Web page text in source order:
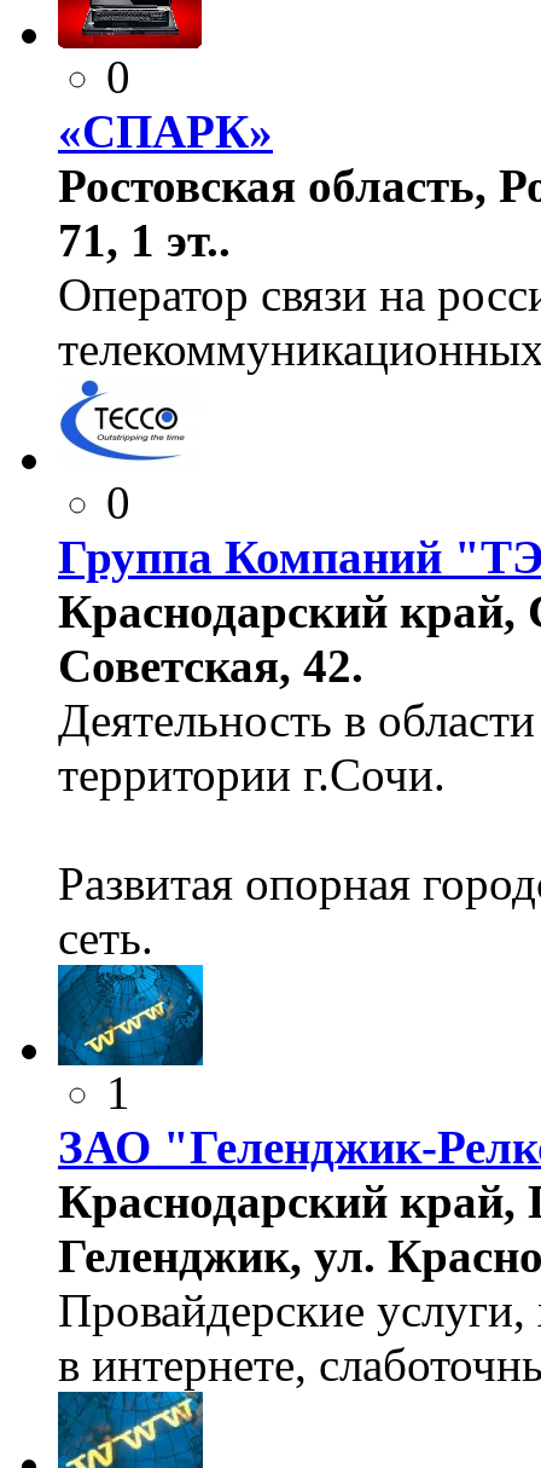
0
«СПАРК»
Ростовская область,
71, 1 эт..
Оператор связи на
0
Группа Компаний
Краснодарский
Советская, 42.
Деятельность в
территории г.Сочи.
Развитая опорная
сеть.
1
ЗАО "Геленджик-
Краснодарский край,
Геленджик, ул.
Провайдерские
в интернете,